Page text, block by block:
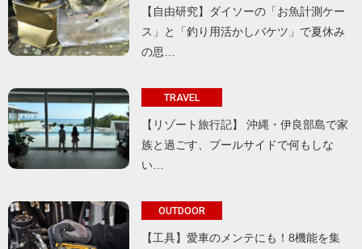
【自由研究】ダイソーの「お魚計測ケー
ス」と「釣り用活かしバケツ」で夏休み
の思…
TRAVEL
【リゾート旅行記】 沖縄・伊良部島で家
族と過ごす、プールサイドで何もしな
い…
OUTDOOR
【工具】愛車のメンテにも！8機能を集